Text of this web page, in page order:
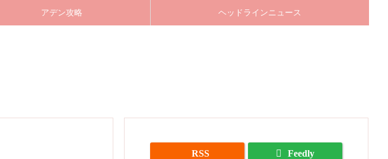
アデン攻略 ヘッドラインニュース
RSS Feedly